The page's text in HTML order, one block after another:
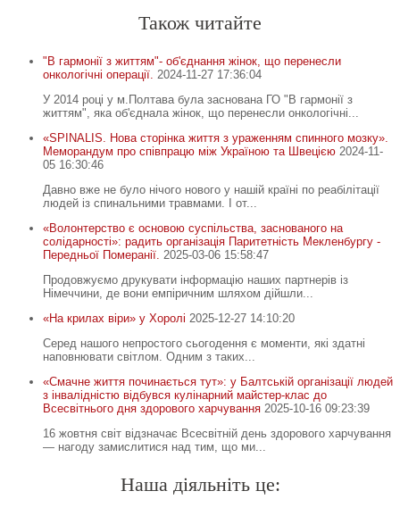
Також читайте
"В гармонії з життям"- об'єднання жінок, що перенесли
онкологічні операції. 2024-11-27 17:36:04
У 2014 році у м.Полтава була заснована ГО "В гармонії з
життям", яка об'єднала жінок, що перенесли онкологічні...
«SPINALIS. Нова сторінка життя з ураженням спинного мозку».
Меморандум про співпрацю між Україною та Швецією 2024-11-
05 16:30:46
Давно вже не було нічого нового у нашій країні по реабілітації
людей із спинальними травмами. І от...
«Волонтерство є основою суспільства, заснованого на
солідарності»: радить організація Паритетність Мекленбургу -
Передньої Померанії. 2025-03-06 15:58:47
Продовжуємо друкувати інформацію наших партнерів із
Німеччини, де вони емпіричним шляхом дійшли...
«На крилах віри» у Хоролі 2025-12-27 14:10:20
Серед нашого непростого сьогодення є моменти, які здатні
наповнювати світлом. Одним з таких...
«Смачне життя починається тут»: у Балтській організації людей
з інвалідністю відбувся кулінарний майстер-клас до
Всесвітнього дня здорового харчування 2025-10-16 09:23:39
16 жовтня світ відзначає Всесвітній день здорового харчування
— нагоду замислитися над тим, що ми...
Наша діяльніть це: